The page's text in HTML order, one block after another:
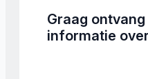
Graag
informatie